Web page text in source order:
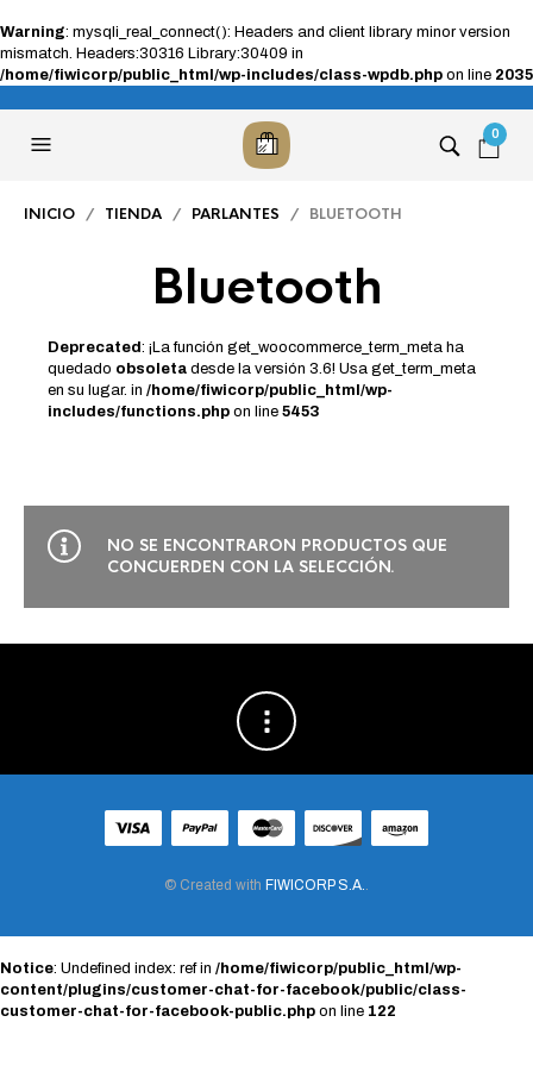
Warning: mysqli_real_connect(): Headers and client library minor version
mismatch. Headers:30316 Library:30409 in
/home/fiwicorp/public_html/wp-includes/class-wpdb.php on line 2035
0
INICIO / TIENDA / PARLANTES / BLUETOOTH
Bluetooth
Deprecated: ¡La función get_woocommerce_term_meta ha
quedado obsoleta desde la versión 3.6! Usa get_term_meta
en su lugar. in /home/fiwicorp/public_html/wp-
includes/functions.php on line 5453
NO SE ENCONTRARON PRODUCTOS QUE
CONCUERDEN CON LA SELECCIÓN.
© Created with FIWICORP S.A..
Notice: Undefined index: ref in /home/fiwicorp/public_html/wp-
content/plugins/customer-chat-for-facebook/public/class-
customer-chat-for-facebook-public.php on line 122